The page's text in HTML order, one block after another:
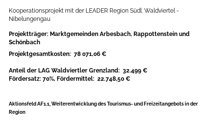
Kooperationsprojekt mit der LEADER Region Südl. Waldviertel -
Nibelungengau
Projektträger: Marktgemeinden Arbesbach, Rappottenstein und
Schönbach
Projektgesamtkosten: 78 071,06 €
Anteil der LAG Waldviertler Grenzland: 32.499 €
Fördersatz: 70%, Fördermittel: 22.748,50 €
AktionsfeldAF1.1, Weiterentwicklung des Tourismus- und Freizeitangebots in der
Region